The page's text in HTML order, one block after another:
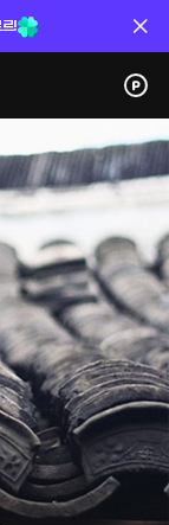
!